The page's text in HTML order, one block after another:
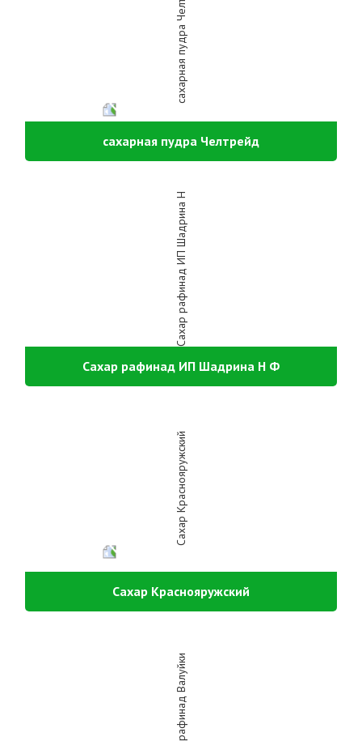
сахарная пудра Челтрейд
Сахар рафинад ИП Шадрина Н Ф
Сахар Краснояружский